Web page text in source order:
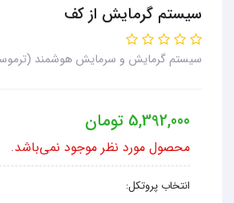
سیستم گرمایش از کف
سیستم گرمایش و سرمایش هوشمند
5,392,000 تومان
محصول مورد نظر موجود نمی‌باشد.
انتخاب پروتکل: